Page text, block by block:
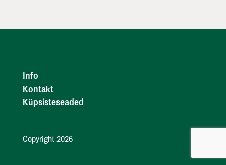
Info
Kontakt
Küpsisteseaded
Copyright 2026